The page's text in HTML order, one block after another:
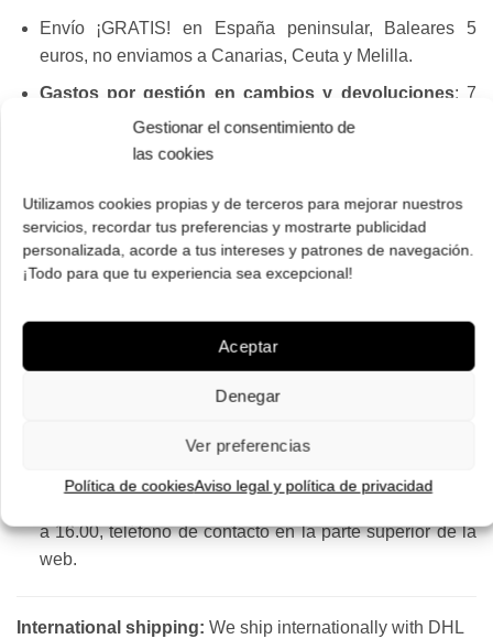
Gestionar el consentimiento de
las cookies
Utilizamos cookies propias y de terceros para mejorar nuestros
servicios, recordar tus preferencias y mostrarte publicidad
personalizada, acorde a tus intereses y patrones de navegación.
¡Todo para que tu experiencia sea excepcional!
Aceptar
Denegar
Ver preferencias
Política de cookiesAviso legal y política de privacidad
Envío ¡GRATIS! en España peninsular, Baleares 5
euros, no enviamos a Canarias, Ceuta y Melilla.
Gastos por gestión en cambios y devoluciones: 7
euros, 11 Baleares.
Dispones de 14 días para cambios y devoluciones.
Gafas originales procedentes del distribuidor oficial
para España, no de importadores paralelos. Las gafas
se suministran con los accesorios que provee el
fabricante y cuentan con 2 años de garantía.
Recibe tus gafas de sol en casa en 3 o 4 días
(laborables de lunes a viernes, sábados no hay envíos
ni entregas, disponibilidad de cada modelo indicada en
Te llevas unas gafas gratis con tu pedido, añade el
a 16.00, teléfono de contacto en la parte superior de la
web.
International shipping: We ship internationally with DHL